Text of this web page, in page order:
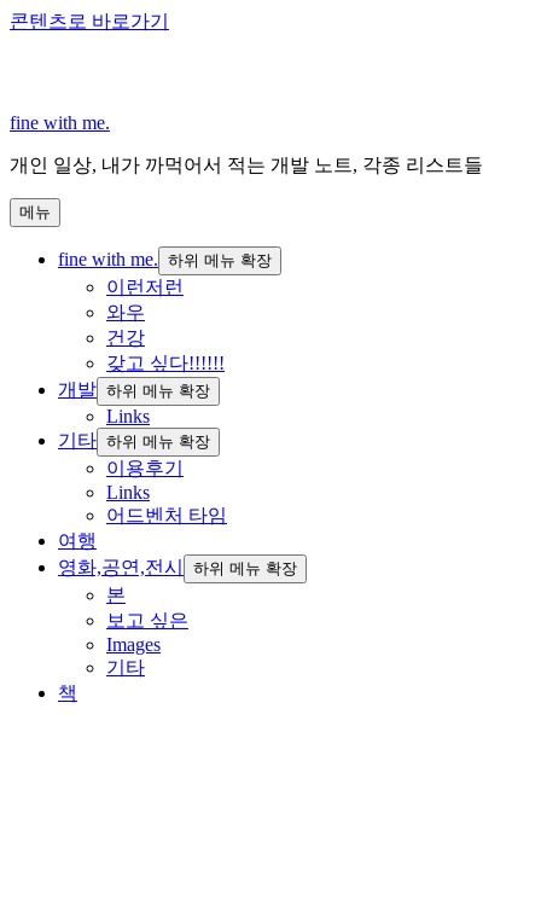
콘텐츠로 바로가기
fine with me.
개인 일상, 내가 까먹어서 적는 개발 노트, 각종 리스트들
메뉴
fine with me. 하위 메뉴 확장
이런저런
와우
건강
갖고 싶다!!!!!!
개발 하위 메뉴 확장
Links
기타 하위 메뉴 확장
이용후기
Links
어드벤처 타임
여행
영화,공연,전시
하위 메뉴 확장
본
보고 싶은
Images
기타
책